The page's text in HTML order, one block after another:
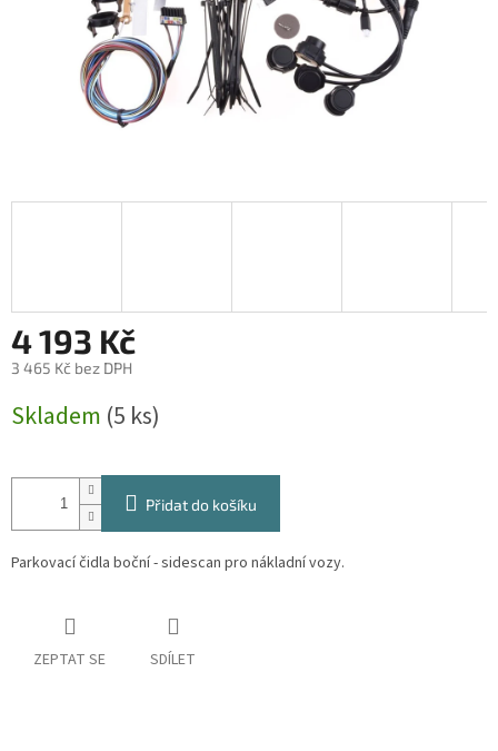
4 193 Kč
3 465 Kč bez DPH
cena:
Skladem (5 ks)
Přidat do košíku
Parkovací čidla boční - sidescan pro nákladní vozy.
ZEPTAT SE SDÍLET